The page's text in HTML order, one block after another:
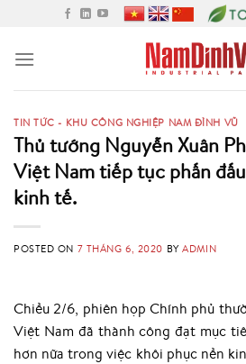
content
TIN TỨC - KHU CÔNG NGHIỆP NAM ĐÌNH VŨ
Thủ tướng Nguyễn Xuân
Việt Nam tiếp tục phấn
kinh tế.
POSTED ON 7 THÁNG 6, 2020 BYADMIN
Chiều 2/6, phiên họp Chính phủ
Việt Nam đã thành công đạt mục
hơn nữa trong việc khôi phục nền